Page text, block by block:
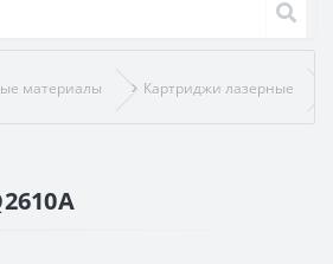
материалы Картриджи лазерные